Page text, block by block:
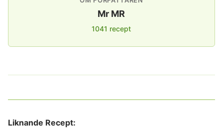
Mr MR
1041 recept
Liknande Recept: